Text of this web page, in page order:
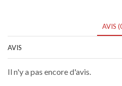
AVIS
AVIS
Il n'y a pas encore d'avis.